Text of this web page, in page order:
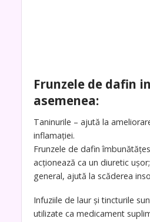
Frunzele de dafin
asemenea:
Taninurile – ajută la
inflamației.
Frunzele de dafin
acționează ca un diuretic
general, ajută la scăderea
Infuziile de laur și tincturile
utilizate ca medicament